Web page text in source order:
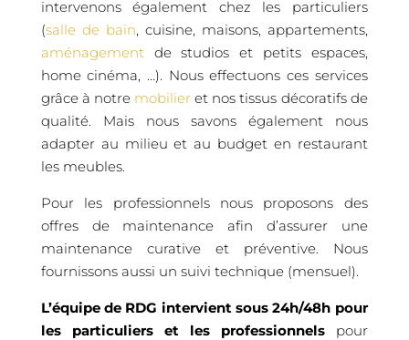
intervenons également chez les particuliers
(salle de bain, cuisine, maisons, appartements,
aménagementde studios et petits espaces,
home cinéma, …). Nous effectuons ces services
grâce à notre mobilieret nos tissus décoratifs de
qualité. Mais nous savons également nous
adapter au milieu et au budget en restaurant
les meubles.
Pour les professionnels nous proposons des
offres de maintenance afin d’assurer une
maintenance curative et préventive. Nous
fournissons aussi un suivi technique (mensuel).
L’équipe de RDG intervient sous 24h/48h pour
les particuliers et les professionnelspour